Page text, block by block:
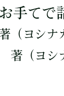
手てで
（ヨシナ
著 （ヨシ